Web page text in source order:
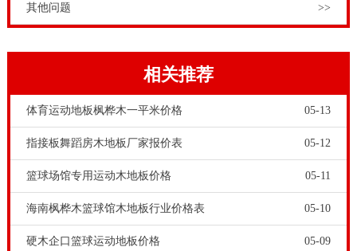
性，这可以缓解脚步的重量载荷，并具有消除疲劳的效
木地板，生产+安装一站式服务。原木色差，赋予了运
动木地板不同的性格！
其他问题 >>
相关推荐
体育运动地板枫桦木一平米价格 05-13
指接板舞蹈房木地板厂家报价表 05-12
篮球场馆专用运动木地板价格 05-11
海南枫桦木篮球馆木地板行业价格表 05-10
硬木企口篮球运动地板价格 05-09